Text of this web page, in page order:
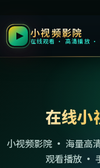
小视频影院
在线观看 · 高清播放 ·
在线小
小视频影院 · 海量高
观看播放 ·